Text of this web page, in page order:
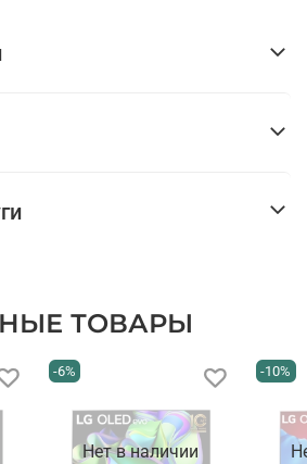
ТОВАРЫ
Нет в наличии
-6% -10%